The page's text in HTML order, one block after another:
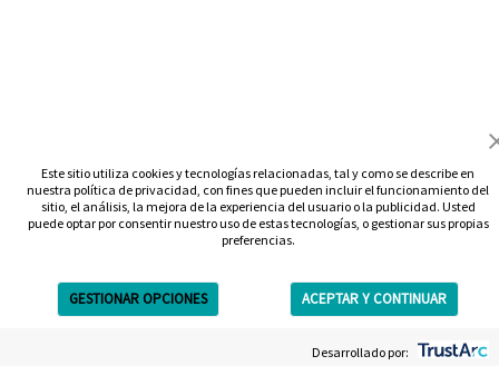
Este sitio utiliza cookies y tecnologías relacionadas, tal y como se describe en
nuestra política de privacidad, con fines que pueden incluir el funcionamiento del
sitio, el análisis, la mejora de la experiencia del usuario o la publicidad. Usted
puede optar por consentir nuestro uso de estas tecnologías, o gestionar sus propias
preferencias.
GESTIONAR OPCIONES ACEPTAR Y CONTINUAR
Desarrollado por: